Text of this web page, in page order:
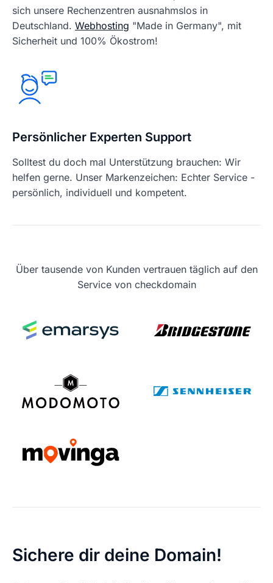
sich unsere Rechenzentren ausnahmslos in
Deutschland. Webhosting "Made in Germany", mit
Sicherheit und 100% Ökostrom!
Persönlicher Experten Support
Solltest du doch mal Unterstützung brauchen: Wir
helfen gerne. Unser Markenzeichen: Echter Service -
persönlich, individuell und kompetent.
Über tausende von Kunden vertrauen täglich auf den
Service von checkdomain
Sichere dir deine Domain!